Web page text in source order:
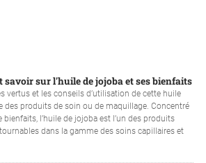
savoir sur l'huile de jojoba et ses bienfaits
vertus et les conseils d’utilisation de cette huile
des produits de soin ou de maquillage. Concentré
bienfaits, l’huile de jojoba est l’un des produits
dans la gamme des soins capillaires et